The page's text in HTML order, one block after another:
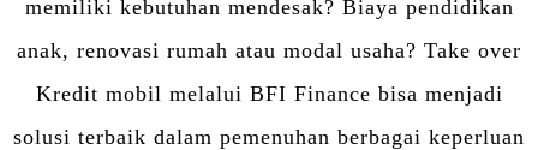
memiliki kebutuhan mendesak? Biaya pendidikan
anak, renovasi rumah atau modal usaha? Take over
Kredit mobil melalui BFI Finance bisa menjadi
solusi terbaik dalam pemenuhan berbagai keperluan